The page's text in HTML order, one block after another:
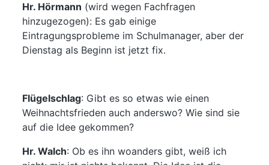
Hr. Hörmann (wird wegen Fachfragen
hinzugezogen): Es gab einige
Eintragungsprobleme im Schulmanager, aber der
Dienstag als Beginn ist jetzt fix.
Flügelschlag: Gibt es so etwas wie einen
Weihnachtsfrieden auch anderswo? Wie sind sie
auf die Idee gekommen?
Hr. Walch: Ob es ihn woanders gibt, weiß ich